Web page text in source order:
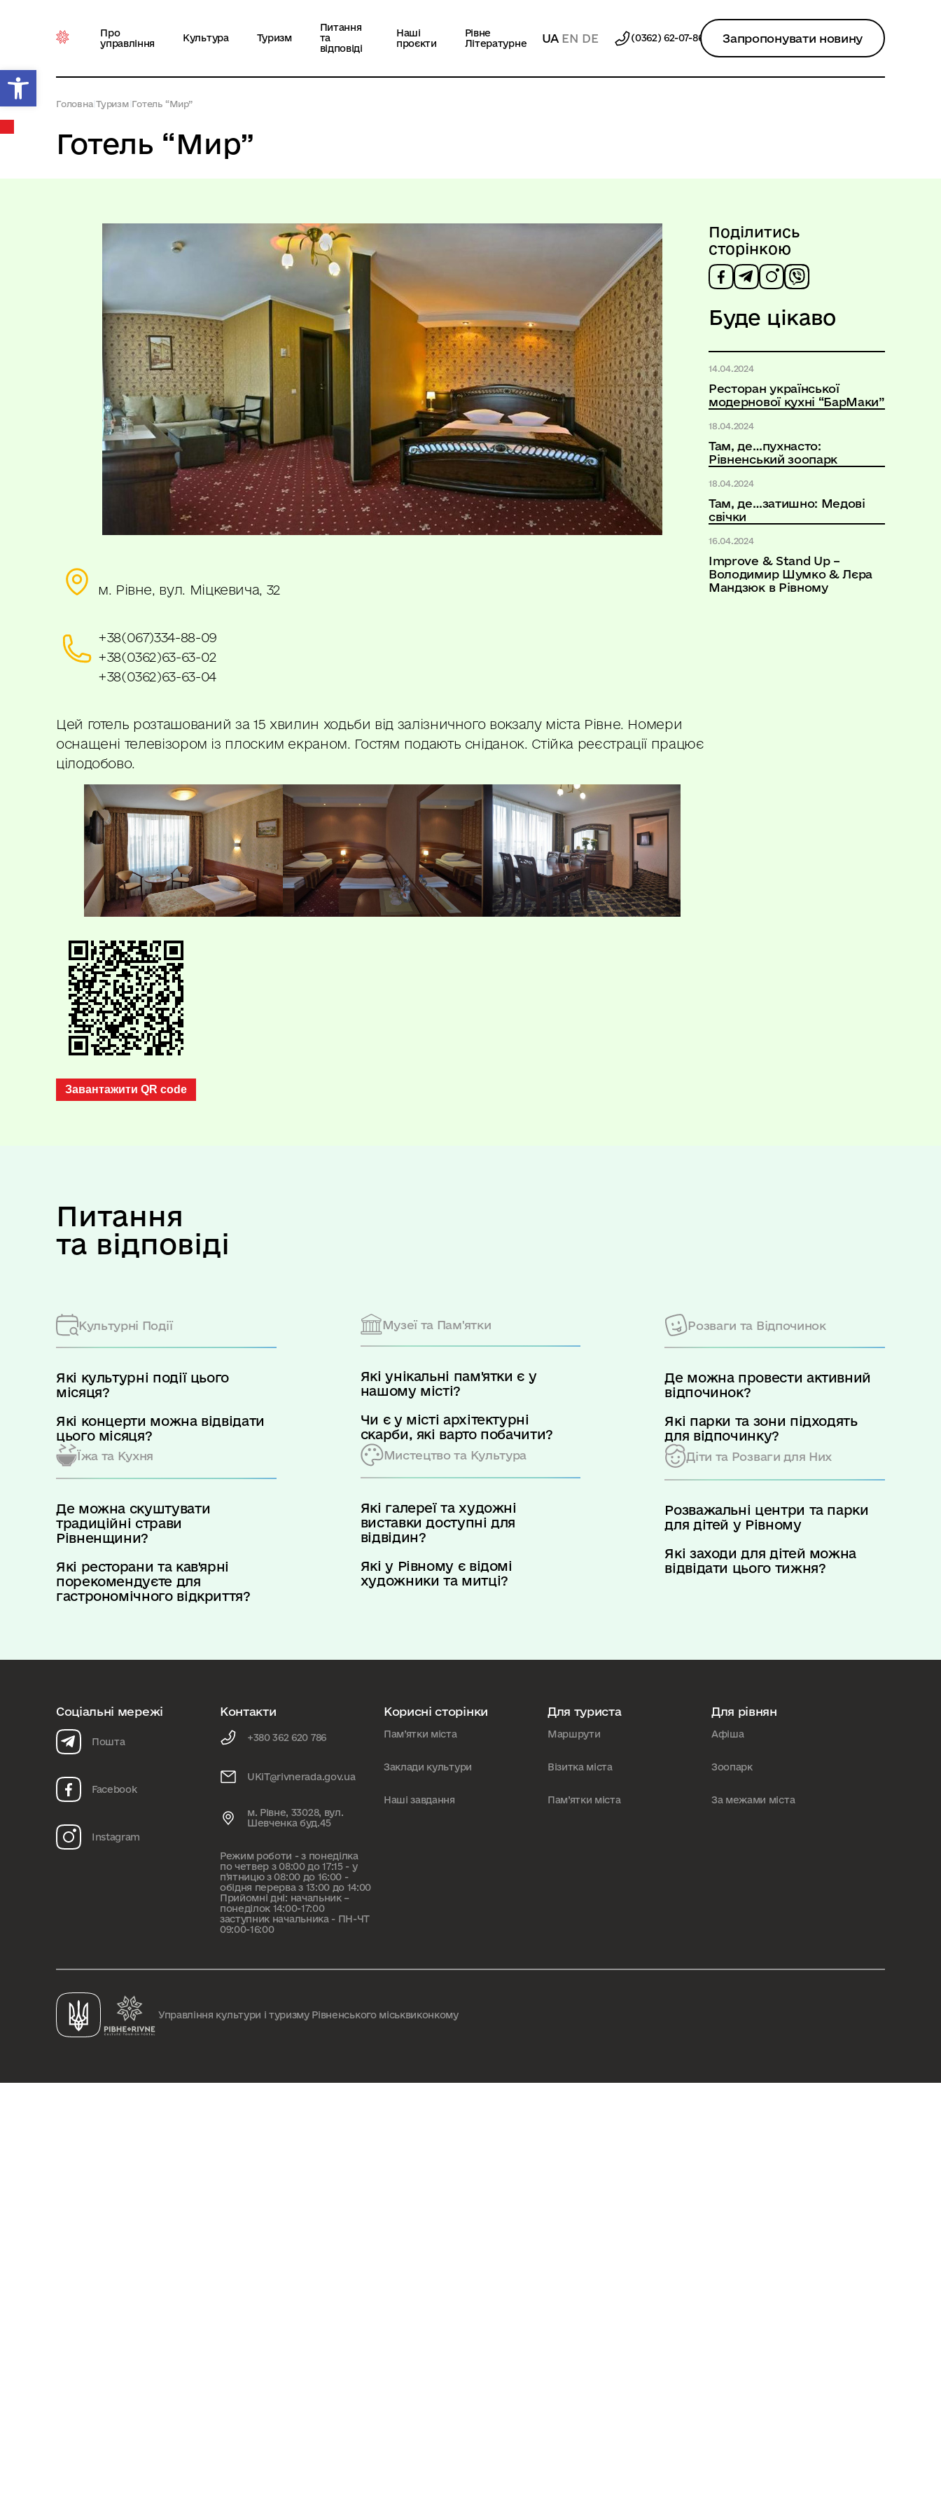
Відкрити Панель інструментів
Про
управління
Культура Туризм
Питання
та
відповіді
Наші
проєкти
Рівне
Літературне
UA EN DE (0362) 62-07-86 Запропонувати новину
Головна |Туризм Готель “Мир”
Готель “Мир”
м. Рівне, вул. Міцкевича, 32
+38(067)334-88-09
+38(0362)63-63-02
+38(0362)63-63-04
Цей готель розташований за 15 хвилин ходьби від залізничного вокзалу міста Рівне. Номери
оснащені телевізором із плоским екраном. Гостям подають сніданок. Стійка реєстрації працює
цілодобово.
Завантажити QR code
Поділитись
сторінкою
Буде цікаво
14.04.2024
Ресторан української
модернової кухні “БарМаки”
18.04.2024
Там, де…пухнасто:
Рівненський зоопарк
18.04.2024
Там, де…затишно: Медові
свічки
16.04.2024
Improve & Stand Up –
Володимир Шумко & Лєра
Мандзюк в Рівному
Питання
та відповіді
Культурні Події
Які культурні події цього
місяця?
Які концерти можна відвідати
цього місяця?
Музеї та Пам'ятки
Які унікальні пам'ятки є у
нашому місті?
Чи є у місті архітектурні
скарби, які варто побачити?
Розваги та Відпочинок
Де можна провести активний
відпочинок?
Які парки та зони підходять
для відпочинку?
Їжа та Кухня
Де можна скуштувати
традиційні страви
Рівненщини?
Які ресторани та кав'ярні
порекомендуєте для
гастрономічного відкриття?
Мистецтво та Культура
Які галереї та художні
виставки доступні для
відвідин?
Які у Рівному є відомі
художники та митці?
Діти та Розваги для Них
Розважальні центри та парки
для дітей у Рівному
Які заходи для дітей можна
відвідати цього тижня?
Соціальні мережі
Пошта
Facebook
Instagram
Контакти
+380 362 620 786
UKiT@rivnerada.gov.ua
м. Рівне, 33028, вул.
Шевченка буд.45
Режим роботи - з понеділка
по четвер з 08:00 до 17:15 - у
п'ятницю з 08:00 до 16:00 -
обідня перерва з 13:00 до 14:00
Прийомні дні: начальник –
понеділок 14:00-17:00
заступник начальника - ПН-ЧТ
09:00-16:00
Корисні сторінки
Пам’ятки міста
Заклади культури
Наші завдання
Для туриста
Маршрути
Візитка міста
Пам’ятки міста
Для рівнян
Афіша
Зоопарк
За межами міста
Управління культури і туризму Рівненського міськвиконкому